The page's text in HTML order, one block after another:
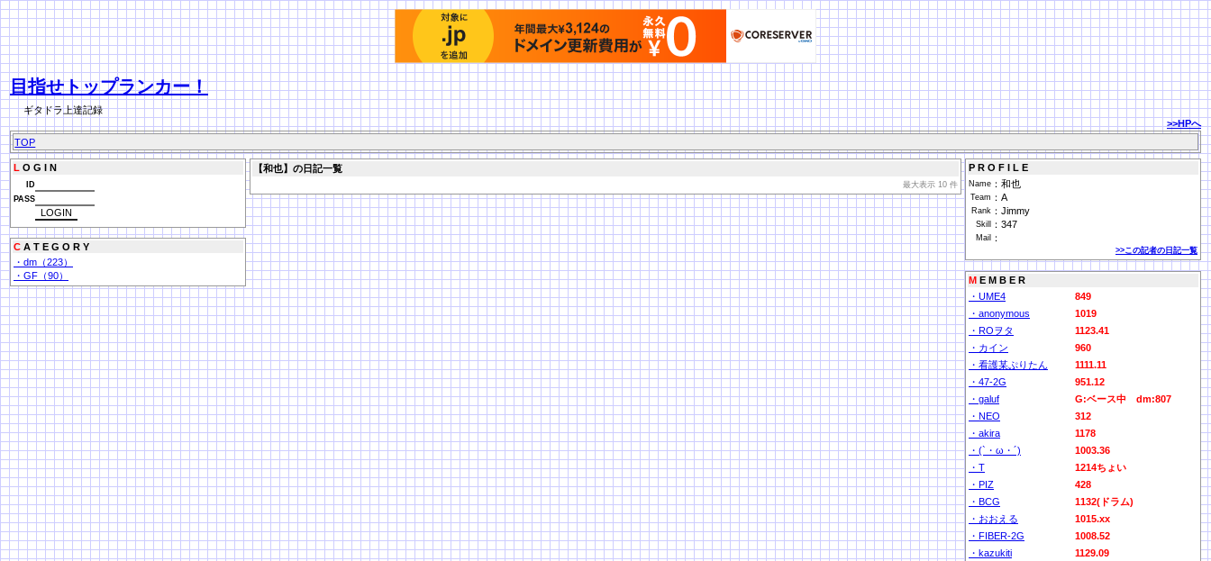
目指せトップランカー！
ギタドラ上達記録
>>HPへ
TOP
L O G I N
ID
PASS
C A T E G O R Y
・dm（223）
・GF（90）
【和也】の日記一覧
最大表示 10 件
P R O F I L E
Name ： 和也
Team ： A
Rank ： Jimmy
Skill ： 347
Mail ：
>>この記者の日記一覧
M E M B E R
・UME4
849
・anonymous
1019
・ROヲタ
1123.41
・カイン
960
・看護某ぷりたん
1111.11
・47-2G
951.12
・galuf
G:ベース中 dm:807
・NEO
312
・akira
1178
・(`・ω・´)
1003.36
・T
1214ちょい
・PIZ
428
・BCG
1132(ドラム)
・おおえる
1015.xx
・FIBER-2G
1008.52
・kazukiti
1129.09